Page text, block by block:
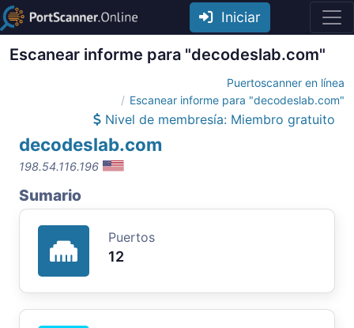
Iniciar
Escanear informe para "decodeslab.com"
Puertoscanner en línea
Escanear informe para "decodeslab.com"
Nivel de membresía: Miembro gratuito
decodeslab.com
198.54.116.196
Sumario
Puertos
12